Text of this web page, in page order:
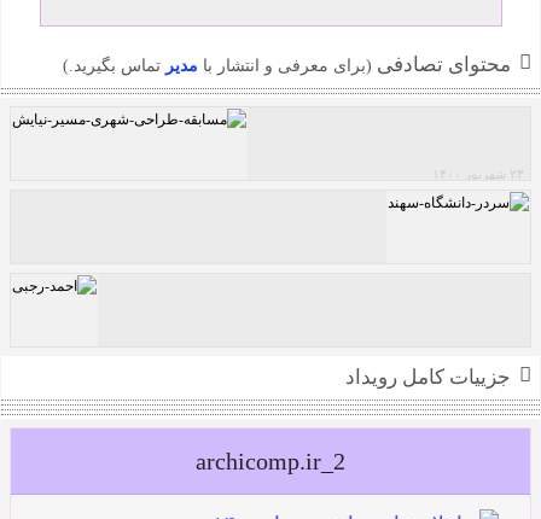
محتوای تصادفی (برای معرفی و انتشار با مدیر تماس بگیرید.)
مسابقه طراحی شهری مسیر نیایش
۲۳ شهریور ۱۴۰۰
احمد رجبیجزییات کامل رویداد
archicomp.ir_2